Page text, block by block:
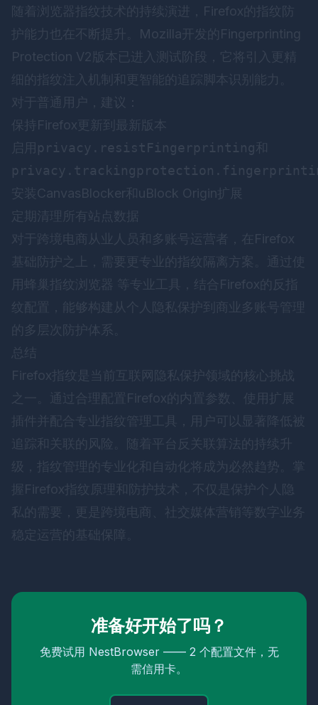
随着浏览器指纹技术的持续演进，Firefox的指纹防
护能力也在不断提升。Mozilla开发的Fingerprinting
Protection V2版本已进入测试阶段，它将引入更精
细的指纹注入机制和更智能的追踪脚本识别能力。
对于普通用户，建议：
保持Firefox更新到最新版本
启用 privacy.resistFingerprinting和
安装CanvasBlocker和uBlock Origin扩展
定期清理所有站点数据
对于跨境电商从业人员和多账号运营者，在Firefox
基础防护之上，需要更专业的指纹隔离方案。通过使
蜂巢指纹浏览器 等专业工具，结合Firefox的反指
纹配置，能够构建从个人隐私保护到商业多账号管理
的多层次防护体系。
总结
Firefox指纹是当前互联网隐私保护领域的核心挑战
之一。通过合理配置Firefox的内置参数、使用扩展
插件并配合专业指纹管理工具，用户可以显著降低被
追踪和关联的风险。随着平台反关联算法的持续升
级，指纹管理的专业化和自动化将成为必然趋势。掌
握Firefox指纹原理和防护技术，不仅是保护个人隐
私的需要，更是跨境电商、社交媒体营销等数字业务
稳定运营的基础保障。
准备好开始了吗？
免费试用 NestBrowser —— 2 个配置文件，无
需信用卡。